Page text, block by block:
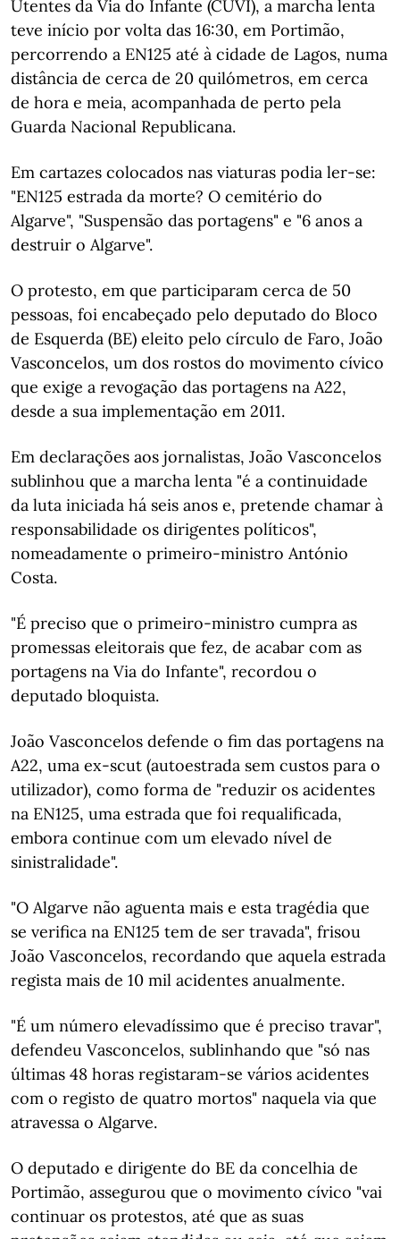
Utentes da Via do Infante (CUVI), a marcha lenta
teve início por volta das 16:30, em Portimão,
percorrendo a EN125 até à cidade de Lagos, numa
distância de cerca de 20 quilómetros, em cerca
de hora e meia, acompanhada de perto pela
Guarda Nacional Republicana.
Em cartazes colocados nas viaturas podia ler-se:
"EN125 estrada da morte? O cemitério do
Algarve", "Suspensão das portagens" e "6 anos a
destruir o Algarve".
O protesto, em que participaram cerca de 50
pessoas, foi encabeçado pelo deputado do Bloco
de Esquerda (BE) eleito pelo círculo de Faro, João
Vasconcelos, um dos rostos do movimento cívico
que exige a revogação das portagens na A22,
desde a sua implementação em 2011.
Em declarações aos jornalistas, João Vasconcelos
sublinhou que a marcha lenta "é a continuidade
da luta iniciada há seis anos e, pretende chamar à
responsabilidade os dirigentes políticos",
nomeadamente o primeiro-ministro António
Costa.
"É preciso que o primeiro-ministro cumpra as
promessas eleitorais que fez, de acabar com as
portagens na Via do Infante", recordou o
deputado bloquista.
João Vasconcelos defende o fim das portagens na
A22, uma ex-scut (autoestrada sem custos para o
utilizador), como forma de "reduzir os acidentes
na EN125, uma estrada que foi requalificada,
embora continue com um elevado nível de
sinistralidade".
"O Algarve não aguenta mais e esta tragédia que
se verifica na EN125 tem de ser travada", frisou
João Vasconcelos, recordando que aquela estrada
regista mais de 10 mil acidentes anualmente.
"É um número elevadíssimo que é preciso travar",
defendeu Vasconcelos, sublinhando que "só nas
últimas 48 horas registaram-se vários acidentes
com o registo de quatro mortos" naquela via que
atravessa o Algarve.
O deputado e dirigente do BE da concelhia de
Portimão, assegurou que o movimento cívico "vai
continuar os protestos, até que as suas